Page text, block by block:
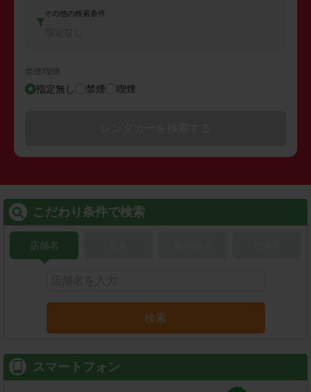
その他の検索条件
禁煙/喫煙
指定無し 禁煙 喫煙
こだわり条件で検索
店舗名
検索
スマートフォン